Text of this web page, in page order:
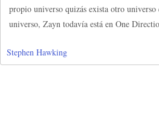
propio universo quizás exista otro
universo, Zayn todavía está en One
Stephen Hawking